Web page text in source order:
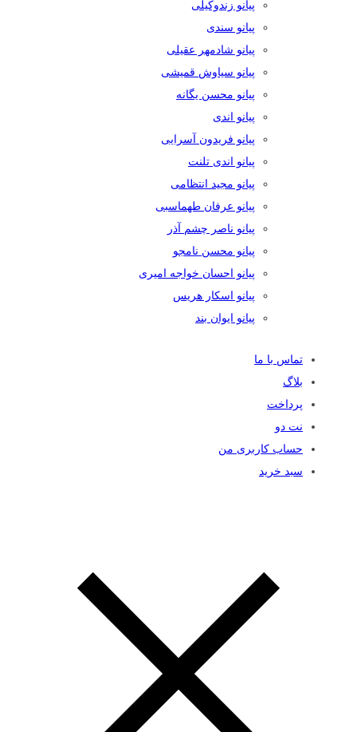
پیانو زندوکیلی
پیانو سندی
پیانو شادمهر عقیلی
پیانو سیاوش قمیشی
پیانو محسن یگانه
پیانو اندی
پیانو فریدون آسرایی
پیانو اندی تلنت
پیانو مجید انتظامی
پیانو عرفان طهماسبی
پیانو ناصر چشم آذر
پیانو محسن نامجو
پیانو احسان خواجه امیری
پیانو اسکار هریس
پیانو ایوان بند
تماس با ما
بلاگ
پرداخت
نت دو
حساب کاربری من
سبد خرید